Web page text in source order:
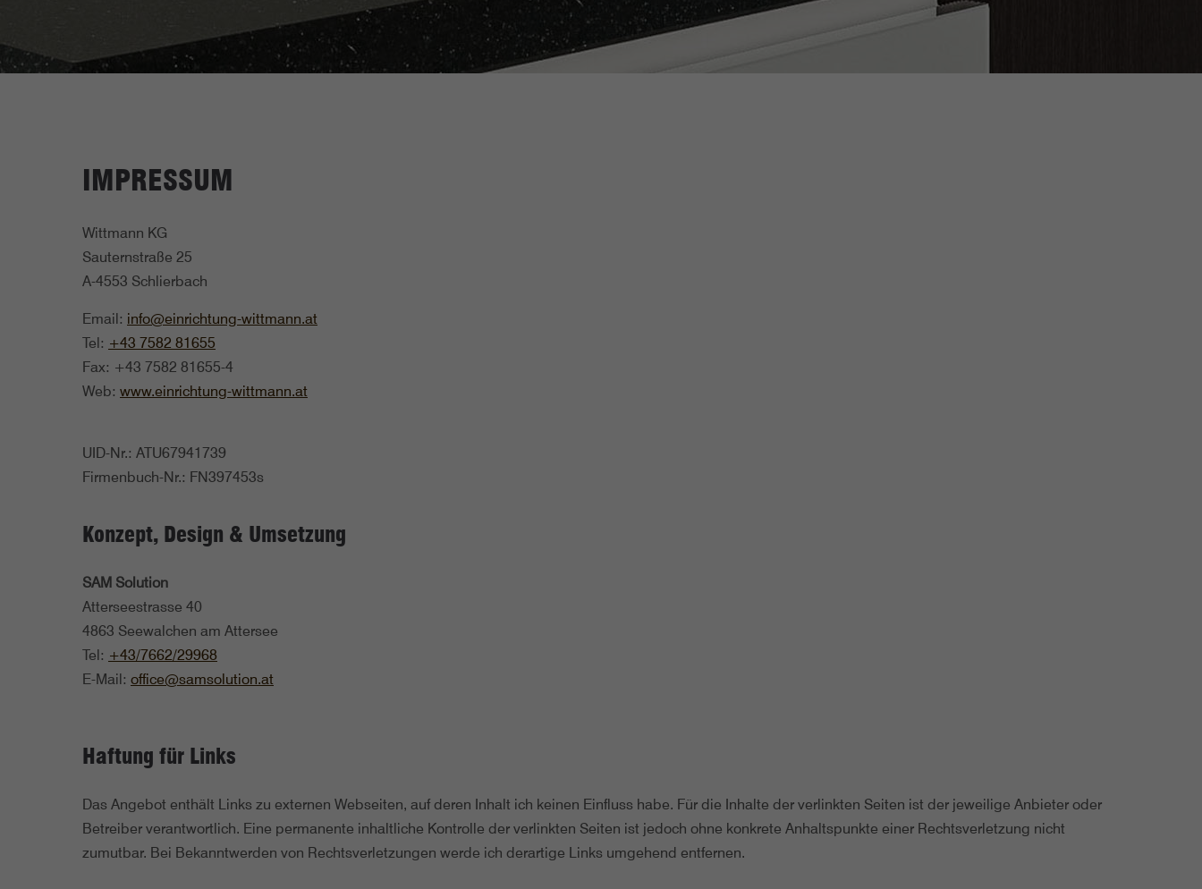
IMPRESSUM
Wittmann KG
Sauternstraße 25
A-4553 Schlierbach
Email: info@einrichtung-wittmann.at
Tel: +43 7582 81655
Fax: +43 7582 81655-4
Web: www.einrichtung-wittmann.at
UID-Nr.: ATU67941739
Firmenbuch-Nr.: FN397453s
Konzept, Design & Umsetzung
SAM Solution
Atterseestrasse 40
4863 Seewalchen am Attersee
Tel: +43/7662/29968
E-Mail: office@samsolution.at
Haftung für Links
Das Angebot enthält Links zu externen Webseiten, auf deren Inhalt ich keinen Einfluss habe. Für die Inhalte der verlinkten Seiten ist der jeweilige Anbieter oder
Betreiber verantwortlich. Eine permanente inhaltliche Kontrolle der verlinkten Seiten ist jedoch ohne konkrete Anhaltspunkte einer Rechtsverletzung nicht
zumutbar. Bei Bekanntwerden von Rechtsverletzungen werde ich derartige Links umgehend entfernen.